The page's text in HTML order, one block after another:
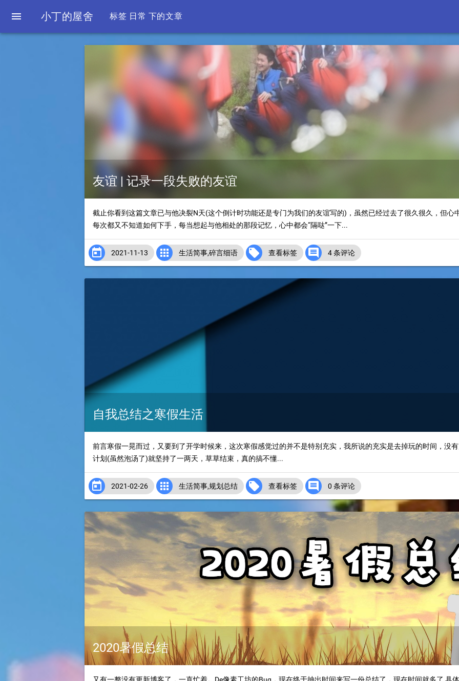
 小丁的屋舍 标签 日常 下的文章
友谊 | 记录一段失败的友谊
截止你看到这篇文章已与他决裂N天(这个倒计时功能还是专门为我们的友谊写的)，虽然已经过去了很久很久，但心
每次都又不知道如何下手，每当想起与他相处的那段记忆，心中都会“隔哒”一下...
 2021-11-13  生活简事,碎言细语  查看标签  4 条评论
自我总结之寒假生活
前言寒假一晃而过，又要到了开学时候来，这次寒假感觉过的并不是特别充实，我所说的充实是去掉玩的时间，没
计划(虽然泡汤了)就坚持了一两天，草草结束，真的搞不懂...
 2021-02-26  生活简事,规划总结  查看标签  0 条评论
2020暑假总结